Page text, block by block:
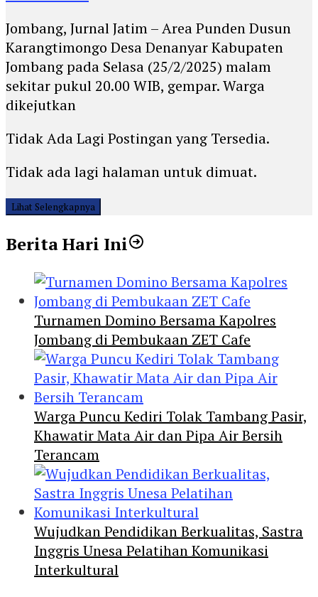
Jombang, Jurnal Jatim – Area Punden Dusun
Karangtimongo Desa Denanyar Kabupaten
Jombang pada Selasa (25/2/2025) malam
sekitar pukul 20.00 WIB, gempar. Warga
dikejutkan
Tidak Ada Lagi Postingan yang Tersedia.
Tidak ada lagi halaman untuk dimuat.
Lihat Selengkapnya
Berita Hari Ini
Turnamen Domino Bersama Kapolres
Jombang di Pembukaan ZET Cafe
Warga Puncu Kediri Tolak Tambang Pasir,
Khawatir Mata Air dan Pipa Air Bersih
Terancam
Wujudkan Pendidikan Berkualitas, Sastra
Inggris Unesa Pelatihan Komunikasi
Interkultural